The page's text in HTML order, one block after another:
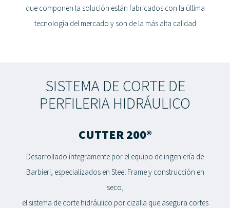
que componen la solución están fabricados con la última
tecnología del mercado y son de la más alta calidad
SISTEMA DE CORTE DE
PERFILERIA HIDRÁULICO
CUTTER 200®
Desarrollado íntegramente por el equipo de ingeniería de
Barbieri, especializados en Steel Frame y construcción en
seco,
el sistema de corte hidráulico por cizalla que asegura cortes